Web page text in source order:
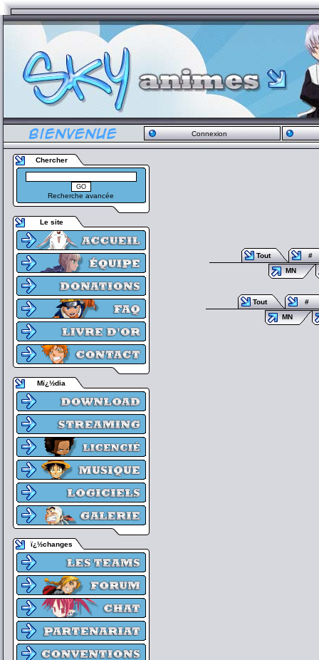
Connexion
Chercher
Recherche avancée
Le site
Mï¿½dia
ï¿½changes
Tout
#
MN
Tout
#
MN